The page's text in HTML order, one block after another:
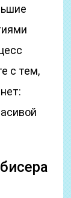
с тем,